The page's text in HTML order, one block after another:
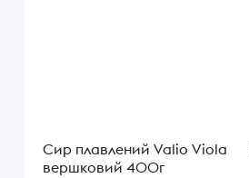
Сир плавлений Valio Viola
вершковий 400г